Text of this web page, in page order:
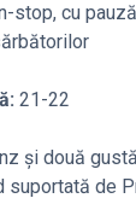
stop, cu
21-22
și două
suportată de